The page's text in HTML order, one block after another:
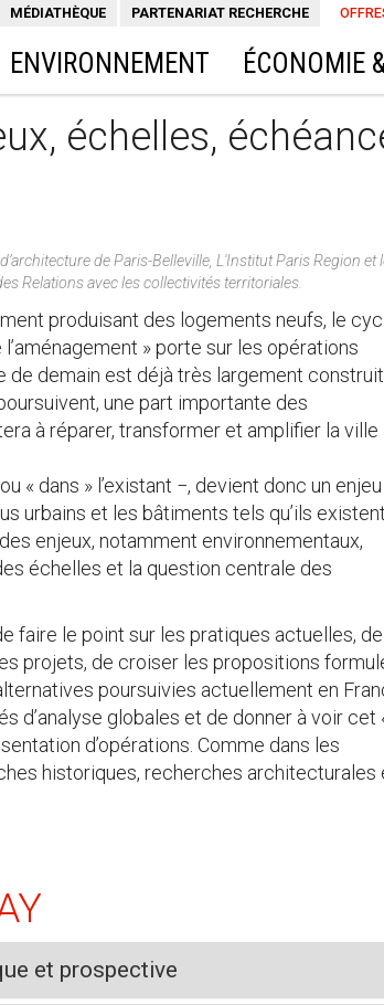
MÉDIATHÈQUE PARTENARIAT RECHERCHE
ENVIRONNEMENT ÉCONOMIE
échelles,
de Paris-Belleville, L'Institut Paris Region et
Relations avec les collectivités territoriales.
produisant des logements neufs, le
» porte sur les opérations
de demain est déjà très largement
une part importante des
à réparer, transformer et amplifier la ville
« dans » l’existant −, devient donc un enjeu
urbains et les bâtiments tels qu’ils existent
enjeux, notamment environnementaux,
échelles et la question centrale des
faire le point sur les pratiques actuelles, de
projets, de croiser les propositions
poursuivies actuellement en
d’analyse globales et de donner à voir cet
d’opérations. Comme dans les
historiques, recherches architecturales
et prospective